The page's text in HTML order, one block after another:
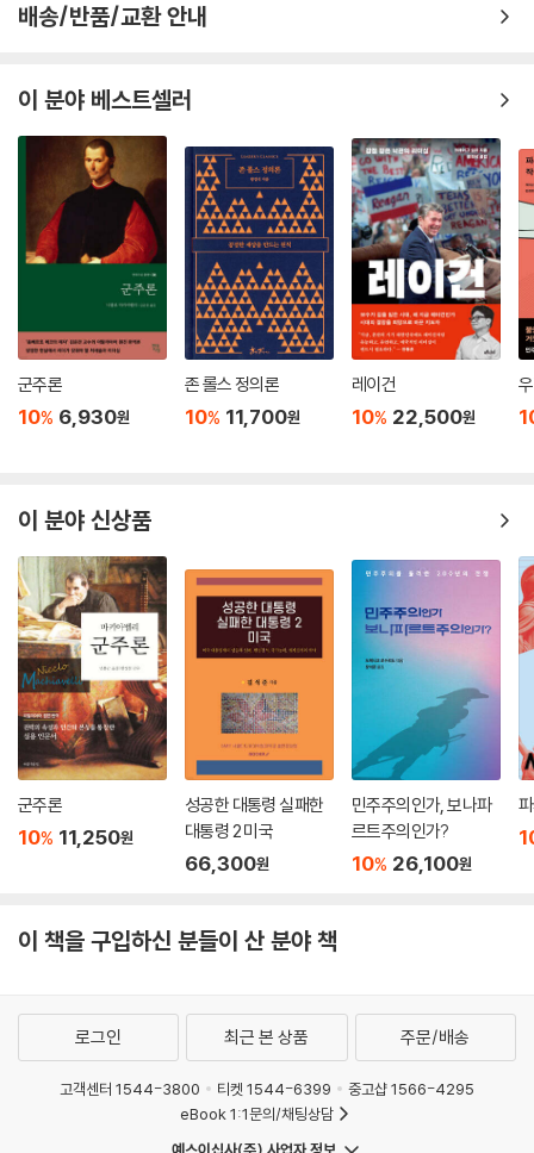
배송/반품/교환 안내
이 분야 베스트셀러
군주론
10% 6,930원
존 롤스 정의론
10% 11,700원
레이건
10% 22,500원
이 분야 신상품
군주론
10% 11,250원
성공한 대통령 실패한
대통령 2 미국
66,300원
민주주의인가, 보나파
르트주의인가?
10% 26,100원
이 책을 구입하신 분들이 산 분야 책
로그인 최근 본 상품 주문/배송
고객센터 1544-3800 티켓 1544-6399
중고샵 1566-4295
eBook 1:1문의/채팅상담